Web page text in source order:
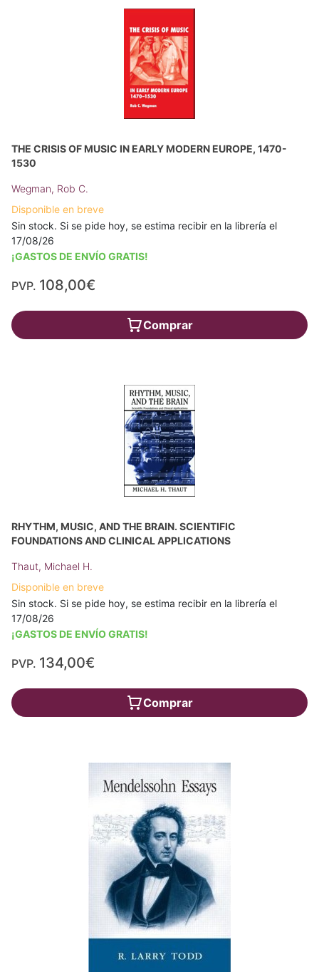
THE CRISIS OF MUSIC IN EARLY MODERN EUROPE, 1470-
1530
Wegman, Rob C.
Disponible en breve
Sin stock. Si se pide hoy, se estima recibir en la librería el
17/08/26
¡GASTOS DE ENVÍO GRATIS!
PVP. 108,00€
Comprar
RHYTHM, MUSIC, AND THE BRAIN. SCIENTIFIC
FOUNDATIONS AND CLINICAL APPLICATIONS
Thaut, Michael H.
Disponible en breve
Sin stock. Si se pide hoy, se estima recibir en la librería el
17/08/26
¡GASTOS DE ENVÍO GRATIS!
PVP. 134,00€
Comprar